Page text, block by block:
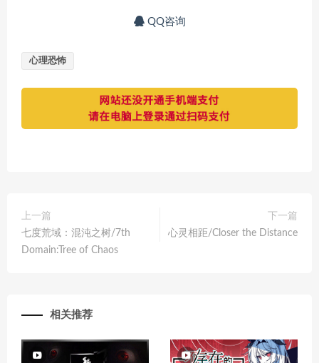
QQ咨询
心理恐怖
上一篇
七度荒域：混沌之树/7th
Domain:Tree of Chaos
下一篇
心灵相距/Closer the Distance
相关推荐